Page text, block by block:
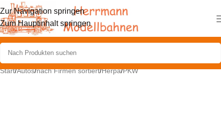
Zur Navigation springen
Zum Hauptinhalt springen
Start/Autos/nach Firmen sortiert/Herpa/PKW